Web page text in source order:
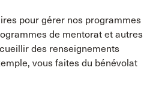
pour gérer nos programmes
de mentorat et autres
des renseignements
vous faites du bénévolat